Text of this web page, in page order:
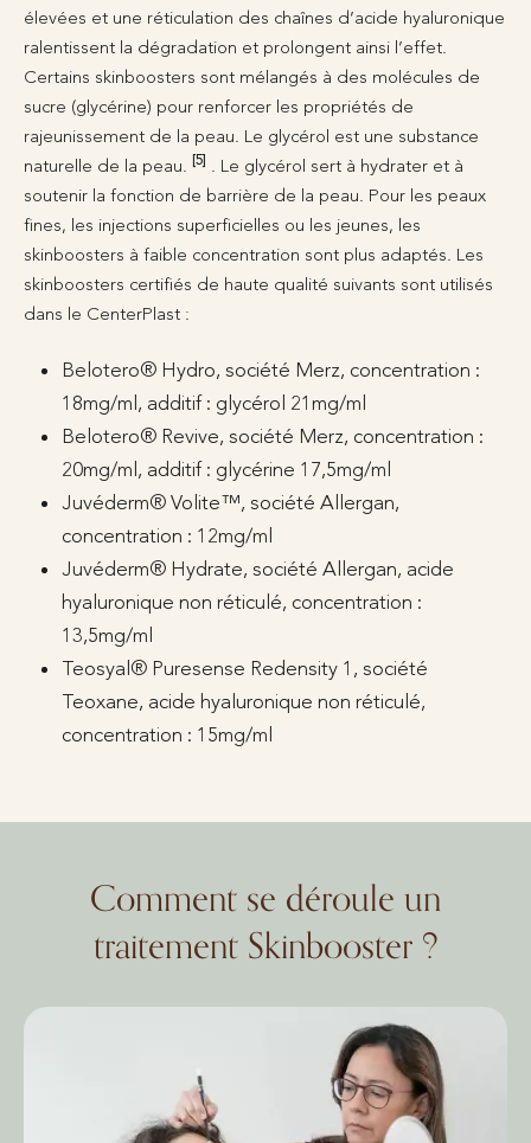
élevées et une réticulation des chaînes d’acide hyaluronique
ralentissent la dégradation et prolongent ainsi l’effet.
Certains skinboosters sont mélangés à des molécules de
sucre (glycérine) pour renforcer les propriétés de
rajeunissement de la peau. Le glycérol est une substance
naturelle de la peau. [5] . Le glycérol sert à hydrater et à
soutenir la fonction de barrière de la peau. Pour les peaux
fines, les injections superficielles ou les jeunes, les
skinboosters à faible concentration sont plus adaptés. Les
skinboosters certifiés de haute qualité suivants sont utilisés
dans le CenterPlast :
Belotero® Hydro, société Merz, concentration :
18mg/ml, additif : glycérol 21mg/ml
Belotero® Revive, société Merz, concentration :
20mg/ml, additif : glycérine 17,5mg/ml
Juvéderm® Volite™, société Allergan,
concentration : 12mg/ml
Juvéderm® Hydrate, société Allergan, acide
hyaluronique non réticulé, concentration :
13,5mg/ml
Teosyal® Puresense Redensity 1, société
Teoxane, acide hyaluronique non réticulé,
concentration : 15mg/ml
Comment se déroule un
traitement Skinbooster ?